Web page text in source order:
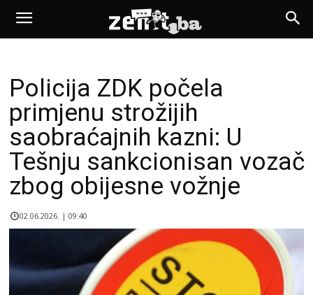
Policija ZDK počela
primjenu strožijih
saobraćajnih kazni: U
Tešnju sankcionisan vozač
zbog obijesne vožnje
02.06.2026. | 09:40